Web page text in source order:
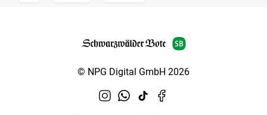
© NPG Digital GmbH 2026